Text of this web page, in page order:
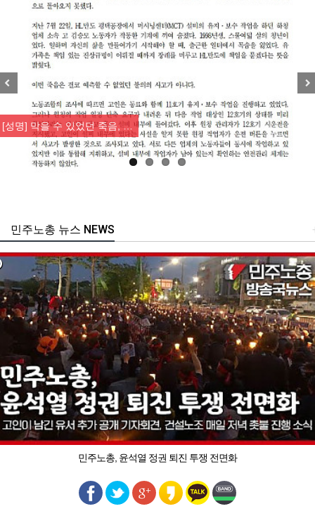
[성명] 막을 수 있었던 죽음, …
주노총 뉴스 NEWS
민주노총, 윤석열 정권 퇴진 투쟁 전면화